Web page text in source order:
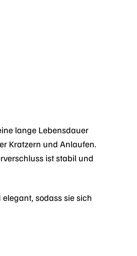
lange Lebensdauer
Kratzern und Anlaufen.
ist stabil und
sodass sie sich